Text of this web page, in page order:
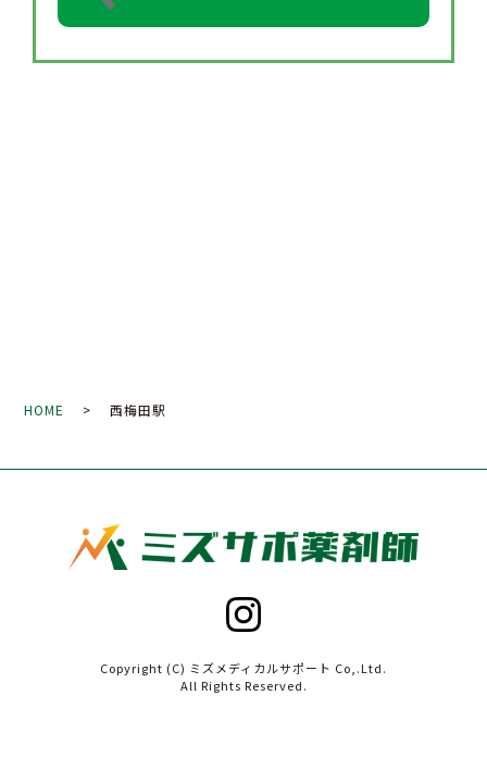
HOME > 西梅田駅
Copyright (C) ミズメディカルサポート Co,.Ltd.
All Rights Reserved.